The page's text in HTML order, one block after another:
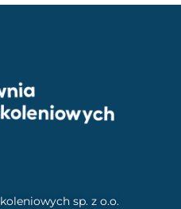
sp. z o.o.